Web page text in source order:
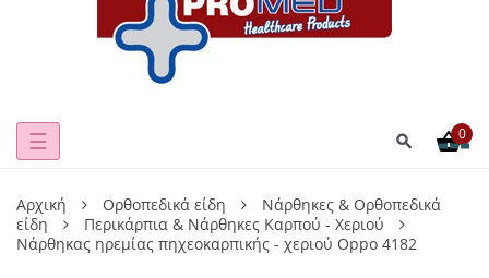
Toggle
☰ 0
Αρχική Ορθοπεδικά είδη
Νάρθηκες & Ορθοπεδικά
είδη
Περικάρπια & Νάρθηκες Καρπού - Χεριού
Νάρθηκας ηρεμίας πηχεοκαρπικής - χεριού Oppo 4182